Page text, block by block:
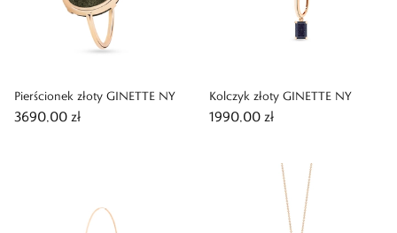
Pierścionek złoty GINETTE NY
3690,00 zł
Kolczyk złoty GINETTE NY
1990,00 zł